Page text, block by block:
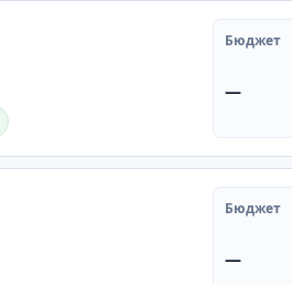
Бюджет
—
Бюджет
—